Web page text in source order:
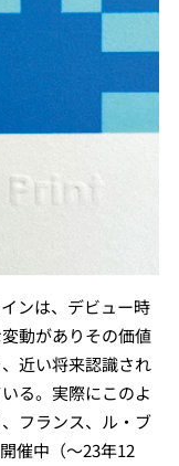
ンは、デビュー時
動がありその価値
近い将来認識され
る。実際にこのよ
フランス、ル・ブ
催中（～23年12